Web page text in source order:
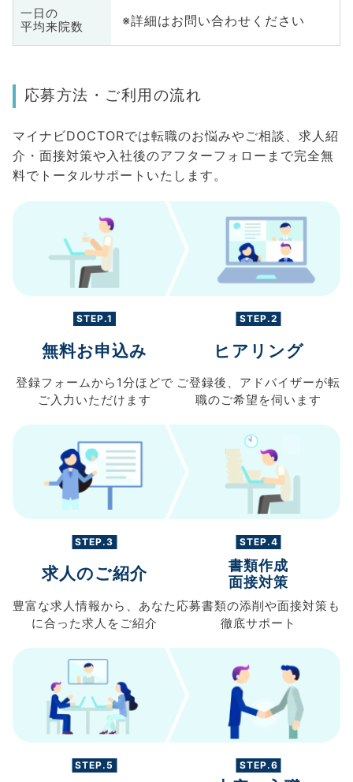
一日の
平均来院数
※詳細はお問い合わせください
応募方法・ご利用の流れ
マイナビDOCTORでは転職のお悩みやご相談、求人紹
介・面接対策や入社後のアフターフォローまで完全無
料でトータルサポートいたします。
STEP.1
無料お申込み
登録フォームから 1分ほどで
ご入力 いただけます
STEP.2
ヒアリング
ご登録後、 アドバイザーが転
職のご希望を伺います
STEP.3
求人のご紹介
豊富な求人情報から、 あなた
に合った求人を ご紹介
STEP.4
書類作成
面接対策
応募書類の添削や面接対策も
徹底サポート
STEP.5 STEP.6